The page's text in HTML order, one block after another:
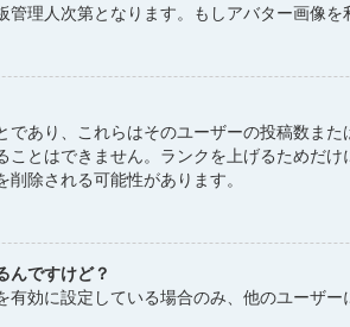
理人次第となります。もしアバター画像
あり、これらはそのユーザーの投稿数ま
とはできません。ランクを上げるためだ
除される可能性があります。
んですけど？
効に設定している場合のみ、他のユーザ